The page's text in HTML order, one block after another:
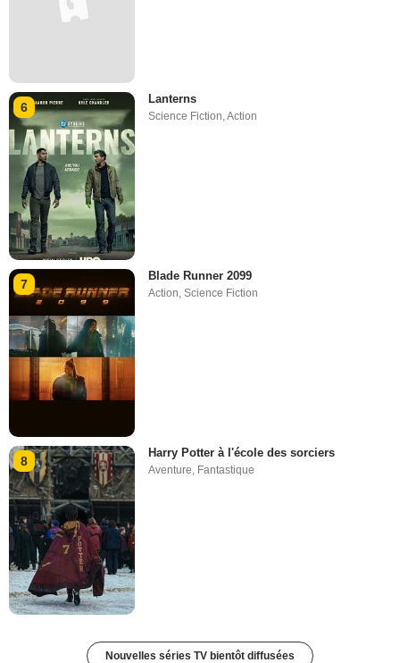
6
Lanterns
Science Fiction,Action
7
Blade Runner 2099
Action,Science Fiction
8
Harry Potter à l'école des sorciers
Aventure, Fantastique
Nouvelles séries TV bientôt diffusées